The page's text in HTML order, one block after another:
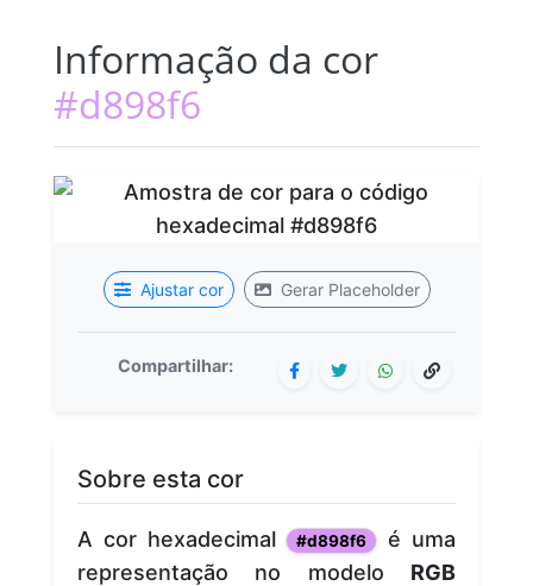
Informação da cor
#d898f6
Ajustar cor Gerar Placeholder
Compartilhar:
Sobre esta cor
A cor hexadecimal #d898f6
é uma
representação no modelo RGB